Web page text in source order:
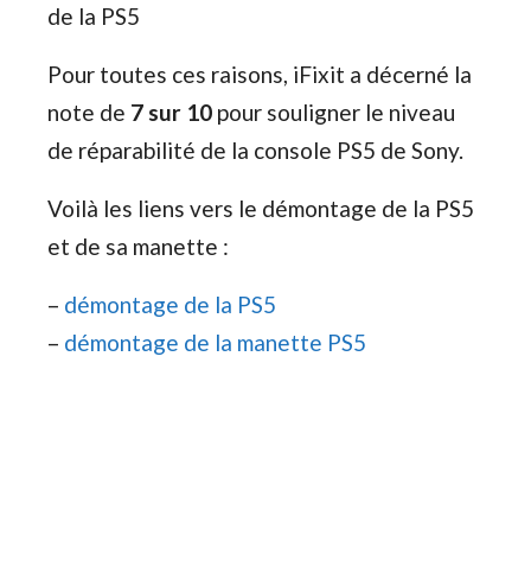
de la PS5
Pour toutes ces raisons, iFixit a décerné la
note de 7 sur 10 pour souligner le niveau
de réparabilité de la console PS5 de Sony.
Voilà les liens vers le démontage de la PS5
et de sa manette :
– démontage de la PS5
– démontage de la manette PS5